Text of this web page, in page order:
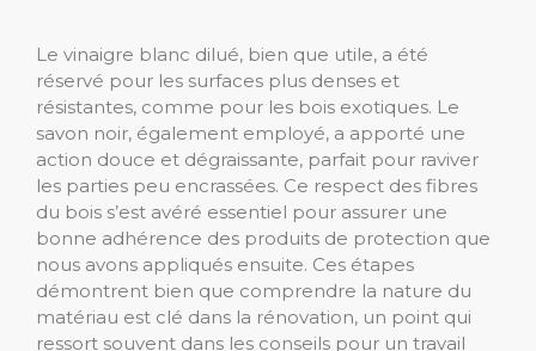
Le vinaigre blanc dilué, bien que utile, a été
réservé pour les surfaces plus denses et
résistantes, comme pour les bois exotiques. Le
savon noir, également employé, a apporté une
action douce et dégraissante, parfait pour raviver
les parties peu encrassées. Ce respect des fibres
du bois s’est avéré essentiel pour assurer une
bonne adhérence des produits de protection que
nous avons appliqués ensuite. Ces étapes
démontrent bien que comprendre la nature du
matériau est clé dans la rénovation, un point qui
ressort souvent dans les conseils pour un travail